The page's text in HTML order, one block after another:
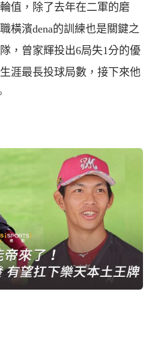
值，除了去年在二軍的磨
橫濱dena的訓練也是關鍵之
，曾家輝投出6局失1分的優
涯最長投球局數，接下來他